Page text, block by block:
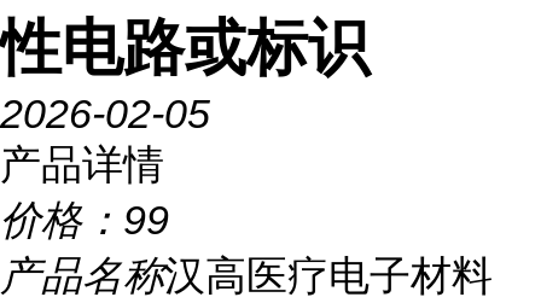
性电路或标识
2026-02-05
产品详情
价格： 99
产品名称汉高医疗电子材料